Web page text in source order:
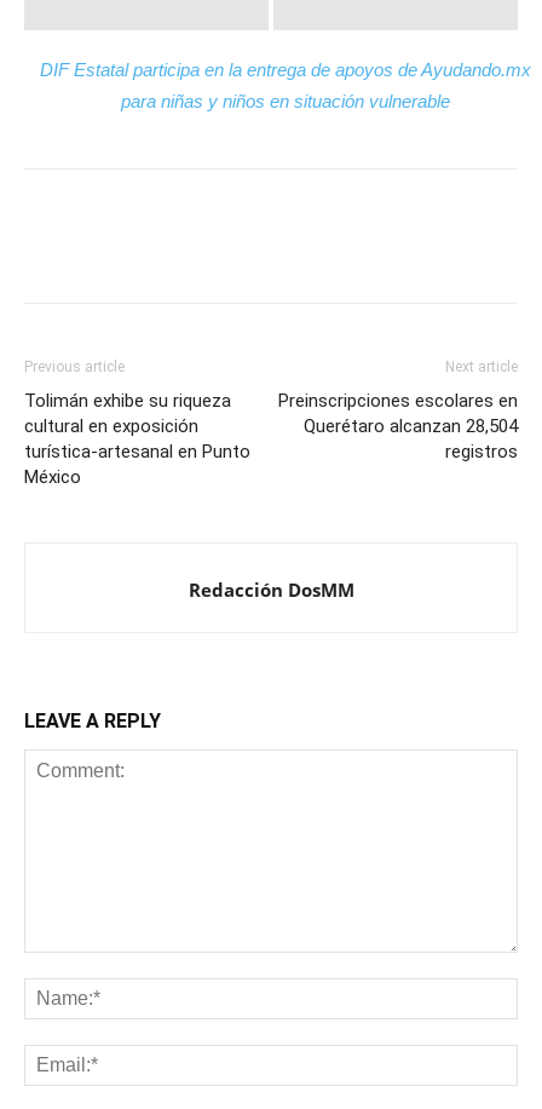
DIF Estatal participa en la entrega de apoyos de Ayudando.mx
para niñas y niños en situación vulnerable
Previous article
Tolimán exhibe su riqueza
cultural en exposición
turística-artesanal en Punto
México
Next article
Preinscripciones escolares en
Querétaro alcanzan 28,504
registros
Redacción DosMM
LEAVE A REPLY